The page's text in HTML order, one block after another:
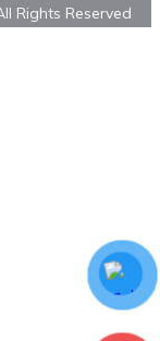
Rights Reserved